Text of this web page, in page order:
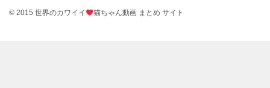
© 2015 世界のカワイイ 猫ちゃん動画 まとめ サイト